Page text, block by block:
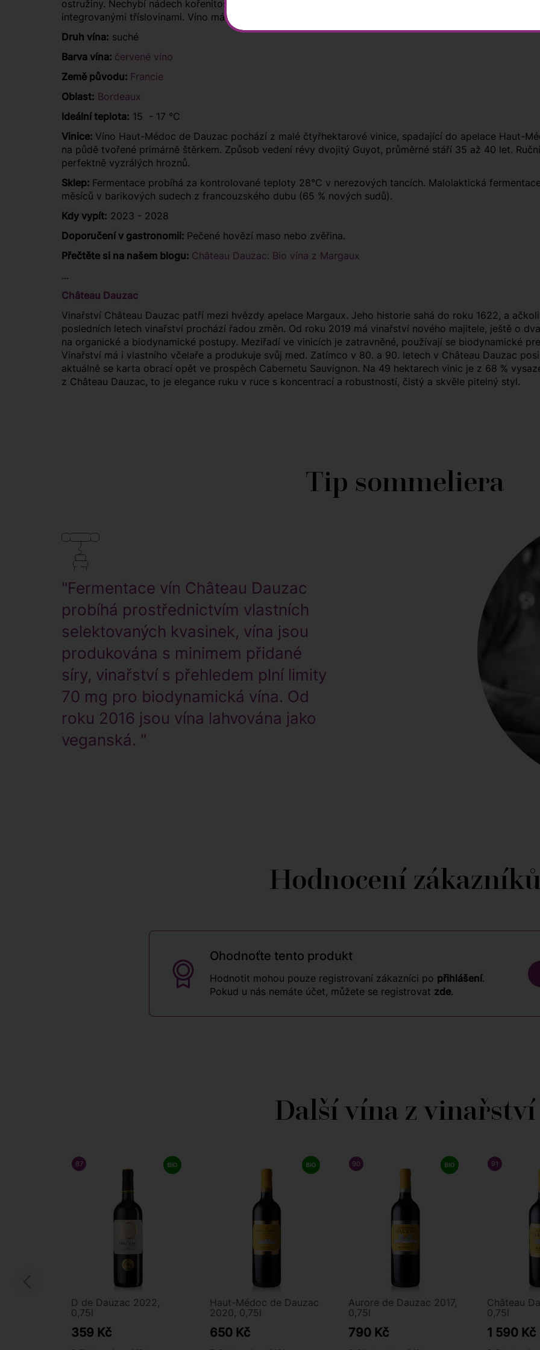
ostružiny. Nechybí nádech kořenitosti, lékořice, lesní podrost. V ústech je víno komplexní, s vyšší
integrovanými tříslovinami. Víno má slušnou délku, působí příjemně svěžím dojmem. Harmonické a
Druh vína: suché
Barva vína: červené víno
Země původu: Francie
Oblast: Bordeaux
Ideální teplota: 15 - 17 °C
Vinice: Víno Haut-Médoc de Dauzac pochází z malé čtyřhektarové vinice, spadající do apelace Haut-
na půdě tvořené primárně štěrkem. Způsob vedení révy dvojitý Guyot, průměrné stáří 35 až 40 let.
perfektně vyzrálých hroznů.
Sklep: Fermentace probíhá za kontrolované teploty 28°C v nerezových tancích. Malolaktická
měsíců v barikových sudech z francouzského dubu (65 % nových sudů).
Kdy vypít: 2023 - 2028
Doporučení v gastronomii: Pečené hovězí maso nebo zvěřina.
Přečtěte si na našem blogu: Château Dauzac: Bio vína z Margaux
...
Château Dauzac
Vinařství Château Dauzac patří mezi hvězdy apelace Margaux. Jeho historie sahá do roku 1622, a
posledních letech vinařství prochází řadou změn. Od roku 2019 má vinařství nového majitele, ještě o
na organické a biodynamické postupy. Meziřadí ve vinicích je zatravněné, používají se biodynamické
Vinařství má i vlastního včelaře a produkuje svůj med. Zatímco v 80. a 90. letech v Château Dauzac
aktuálně se karta obrací opět ve prospěch Cabernetu Sauvignon. Na 49 hektarech vinic je z 68 %
z Château Dauzac, to je elegance ruku v ruce s koncentrací a robustností, čistý a skvěle pitelný styl.
Tip sommeliera
"Fermentace vín Château Dauzac
probíhá prostřednictvím vlastních
selektovaných kvasinek, vína jsou
produkována s minimem přidané
síry, vinařství s přehledem plní limity
70 mg pro biodynamická vína. Od
roku 2016 jsou vína lahvována jako
veganská. "
Hodnocení zákazníků
Ohodnoťte tento produkt
Hodnotit mohou pouze registrovaní zákazníci po přihlášení.
Pokud u nás nemáte účet, můžete se registrovat zde.
Další vína z vinařství
87 WINE ENTHUSIAST
D de Dauzac 2022,
0,75l
359 Kč
Haut-Médoc de Dauzac
2020, 0,75l
650 Kč
90 WINE ENTHUSIAST
Aurore de Dauzac 2017,
0,75l
790 Kč
91
Château
0,75l
1 590 Kč